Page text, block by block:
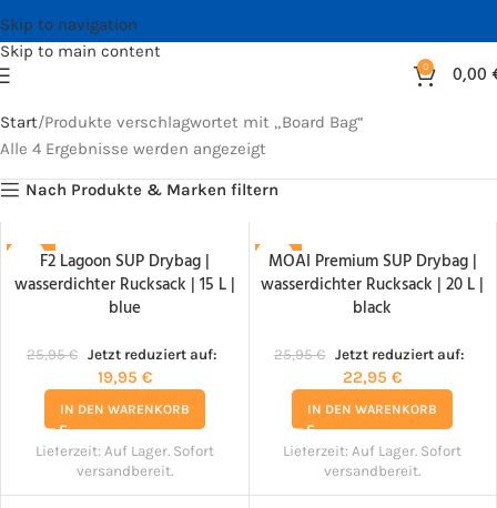
Skip to navigation
Skip to main content
0 0,00
Start Produkte verschlagwortet mit „Board Bag“
Alle 4 Ergebnisse werden angezeigt
Nach Produkte & Marken filtern
-23%F2 Lagoon SUP Drybag |
wasserdichter Rucksack | 15 L |
blue
25,95€ Jetzt reduziert auf:
19,95 €
IN DEN WARENKORB
Lieferzeit: Auf Lager. Sofort
versandbereit.
-12%
MOAI Premium SUP Drybag |
wasserdichter Rucksack | 20 L |
black
25,95€ Jetzt reduziert auf:
22,95€
IN DEN WARENKORB
Lieferzeit: Auf Lager. Sofort
versandbereit.